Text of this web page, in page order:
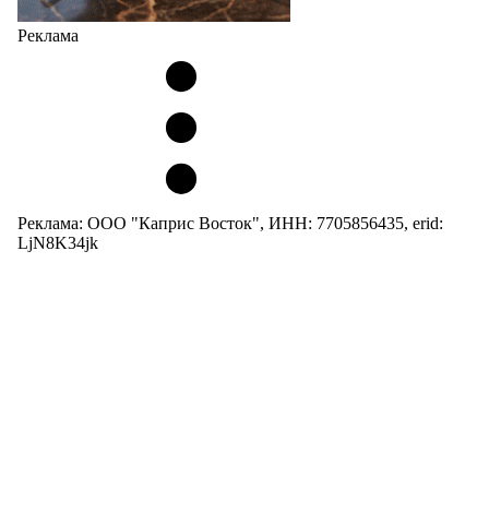
Реклама
Реклама: ООО "Каприс Восток", ИНН: 7705856435, erid:
LjN8K34jk